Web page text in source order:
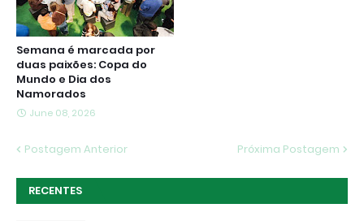
Semana é marcada por
duas paixões: Copa do
Mundo e Dia dos
Namorados
June 08, 2026
Postagem Anterior Próxima Postagem
RECENTES